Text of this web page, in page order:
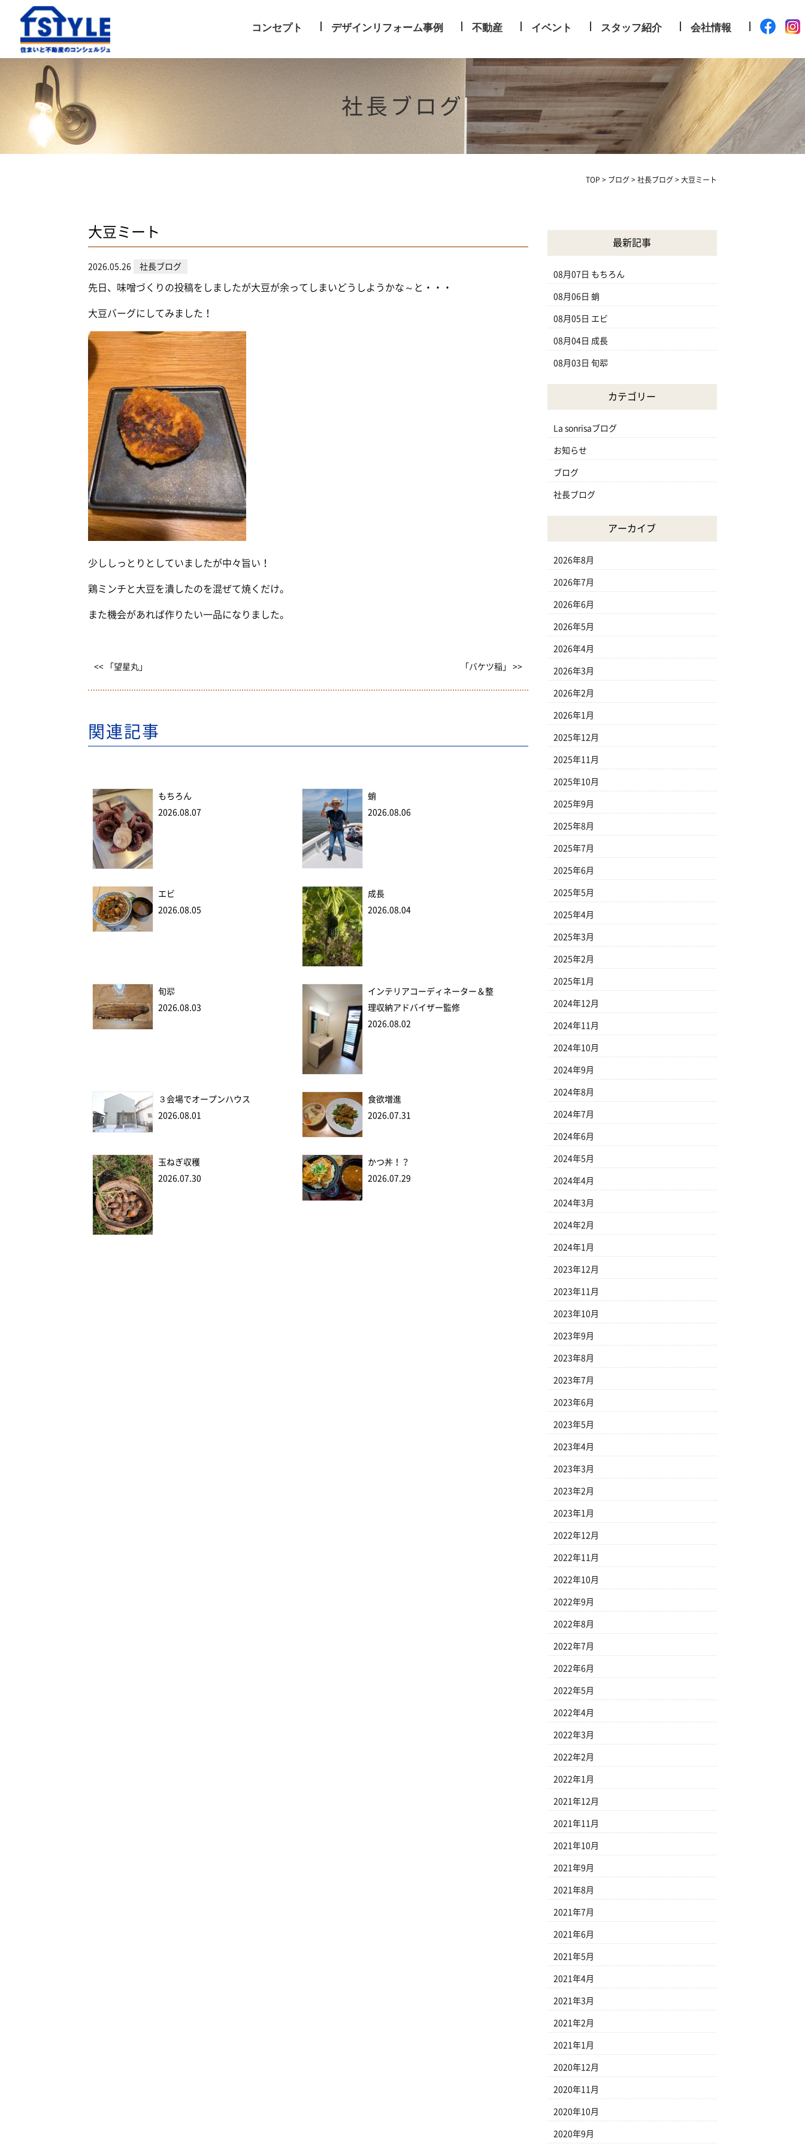
コンセプト デザインリフォーム事例 不動産 イベント スタッフ紹介 会社情報
社長ブログ
TOP > ブログ > 社長ブログ > 大豆ミート
大豆ミート
2026.05.26 社長ブログ
先日、味噌づくりの投稿をしましたが大豆が余ってしまいどうしようかな～と・・・
大豆バーグにしてみました！
少ししっとりとしていましたが中々旨い！
鶏ミンチと大豆を潰したのを混ぜて焼くだけ。
また機会があれば作りたい一品になりました。
<< 「望星丸」 「バケツ稲」 >>
関連記事
もちろん
2026.08.07
蛸
2026.08.06
エビ
2026.08.05
成長
2026.08.04
旬翆
2026.08.03
インテリアコーディネーター＆整
理収納アドバイザー監修
2026.08.02
３会場でオープンハウス
2026.08.01
食欲増進
2026.07.31
玉ねぎ収穫
2026.07.30
かつ丼！？
2026.07.29
最新記事
08月07日 もちろん
08月06日 蛸
08月05日 エビ
08月04日 成長
08月03日 旬翆
カテゴリー
La sonrisaブログ
お知らせ
ブログ
社長ブログ
アーカイブ
2026年8月
2026年7月
2026年6月
2026年5月
2026年4月
2026年3月
2026年2月
2026年1月
2025年12月
2025年11月
2025年10月
2025年9月
2025年8月
2025年7月
2025年6月
2025年5月
2025年4月
2025年3月
2025年2月
2025年1月
2024年12月
2024年11月
2024年10月
2024年9月
2024年8月
2024年7月
2024年6月
2024年5月
2024年4月
2024年3月
2024年2月
2024年1月
2023年12月
2023年11月
2023年10月
2023年9月
2023年8月
2023年7月
2023年6月
2023年5月
2023年4月
2023年3月
2023年2月
2023年1月
2022年12月
2022年11月
2022年10月
2022年9月
2022年8月
2022年7月
2022年6月
2022年5月
2022年4月
2022年3月
2022年2月
2022年1月
2021年12月
2021年11月
2021年10月
2021年9月
2021年8月
2021年7月
2021年6月
2021年5月
2021年4月
2021年3月
2021年2月
2021年1月
2020年12月
2020年11月
2020年10月
2020年9月